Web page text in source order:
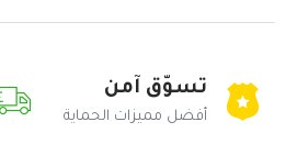
تسوّق آمن
أفضل مميزات الحماية